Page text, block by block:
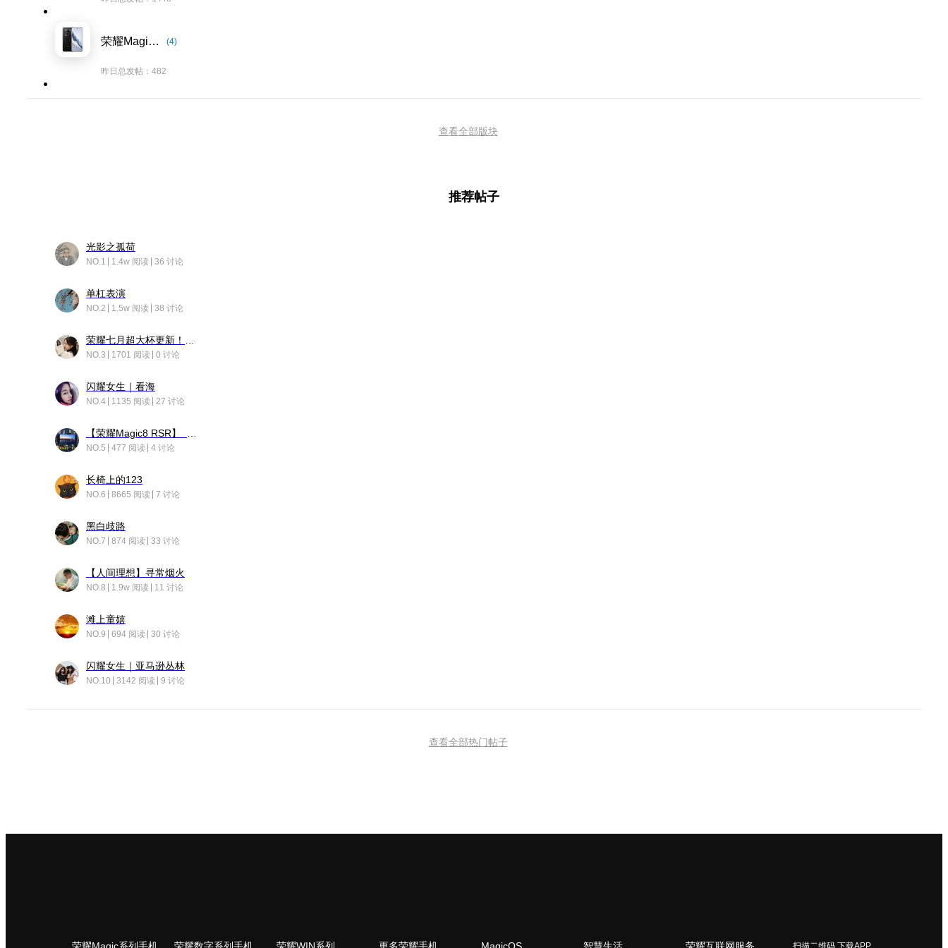
荣耀Magic6系列 (4)
昨日总发帖：482
查看全部版块
推荐帖子
光影之孤荷
NO.1 1.4w 阅读 36 讨论
单杠表演
NO.2 1.5w 阅读 38 讨论
NO.3 1701 阅读 0 讨论
闪耀女生｜看海
NO.4 1135 阅读 27 讨论
NO.5 477 阅读 4 讨论
长椅上的123
NO.6 8665 阅读 7 讨论
黑白歧路
NO.7 874 阅读 33 讨论
【人间理想】寻常烟火
NO.8 1.9w 阅读 11 讨论
滩上童嬉
NO.9 694 阅读 30 讨论
闪耀女生｜亚马逊丛林
NO.10 3142 阅读 9 讨论
查看全部热门帖子
荣耀Magic系列手机 荣耀数字系列手机 荣耀WIN系列 更多荣耀手机 MagicOS 智慧生活 荣耀互联网服务 扫描二维码 下载APP